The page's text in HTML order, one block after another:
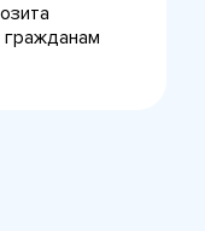
гражданам